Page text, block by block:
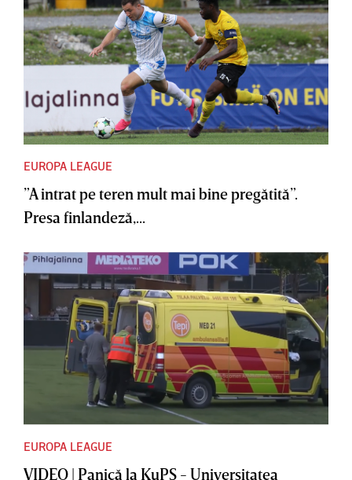
EUROPA LEAGUE
”A intrat pe teren mult mai bine pregătită”.
Presa finlandeză,...
EUROPA LEAGUE
VIDEO | Panică la KuPS - Universitatea